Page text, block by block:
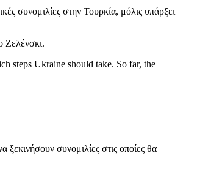
συνομιλίες στην Τουρκία, μόλις υπάρξει
Ζελένσκι.
steps Ukraine should take. So far, the
συνομιλίες στις οποίες θα